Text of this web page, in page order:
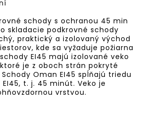
schody s ochranou 45 min
skladacie podkrovné schody
praktický a izolovaný východ
kde sa vyžaduje požiarna
EI45 majú izolované veko
je z oboch strán pokryté
Schody Oman EI45 spĺňajú triedu
t. j. 45 minút. Veko je
vrstvou.